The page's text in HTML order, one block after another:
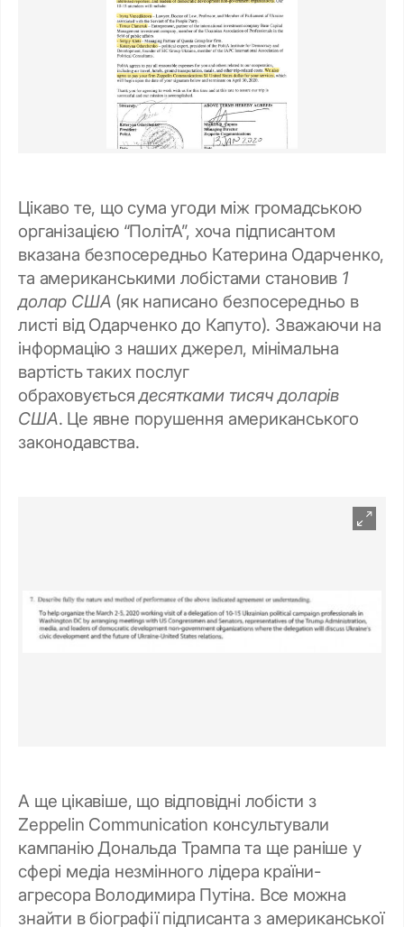
Цікаво те, що сума угоди між громадською
організацією “ПолітА”, хоча підписантом
вказана безпосередньо Катерина Одарченко,
та американськими лобістами становив 1
долар США (як написано безпосередньо в
листі від Одарченко до Капуто). Зважаючи на
інформацію з наших джерел, мінімальна
вартість таких послуг
обраховуєтьсядесятками тисяч доларів
США. Це явне порушення американського
законодавства.
А ще цікавіше, що відповідні лобісти з
Zeppelin Communication консультували
кампанію Дональда Трампа та ще раніше у
сфері медіа незмінного лідера країни-
агресора Володимира Путіна. Все можна
знайти в біографії підписанта з американської